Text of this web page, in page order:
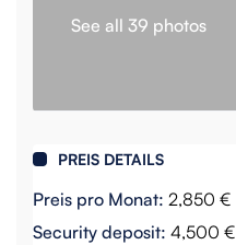
See all 39 photos
PREIS DETAILS
Preis pro Monat: 2,850 €
Security deposit: 4,500 €